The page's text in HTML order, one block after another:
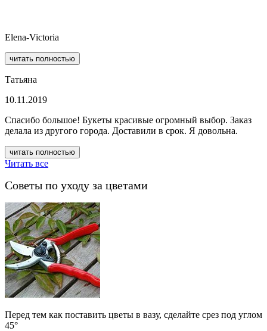
Elena-Victoria
читать полностью
Татьяна
10.11.2019
Спасибо большое! Букеты красивые огромный выбор. Заказ
делала из другого города. Доставили в срок. Я довольна.
читать полностью
Читать все
Советы по уходу за цветами
Перед тем как поставить цветы в вазу, сделайте срез под углом
45°